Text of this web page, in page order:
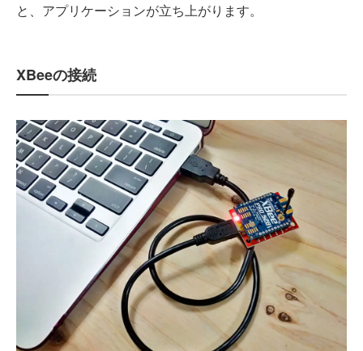
と、アプリケーションが立ち上がります。
XBeeの接続